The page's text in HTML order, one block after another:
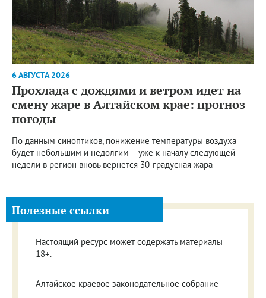
6 АВГУСТА 2026
Прохлада с дождями и ветром идет на
смену жаре в Алтайском крае: прогноз
погоды
По данным синоптиков, понижение температуры воздуха
будет небольшим и недолгим – уже к началу следующей
недели в регион вновь вернется 30-градусная жара
Полезные ссылки
Настоящий ресурс может содержать материалы
18+.
Алтайское краевое законодательное собрание